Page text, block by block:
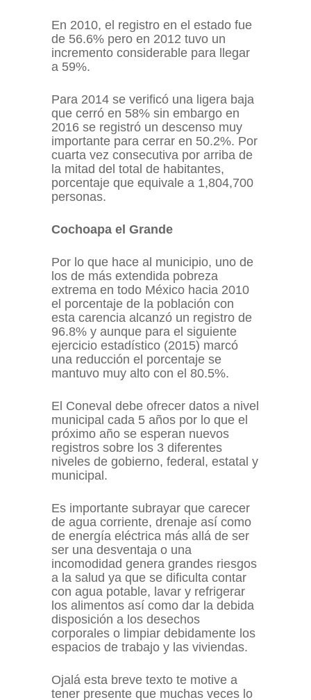
En 2010, el registro en el estado fue
de 56.6% pero en 2012 tuvo un
incremento considerable para llegar
a 59%.
Para 2014 se verificó una ligera baja
que cerró en 58% sin embargo en
2016 se registró un descenso muy
importante para cerrar en 50.2%. Por
cuarta vez consecutiva por arriba de
la mitad del total de habitantes,
porcentaje que equivale a 1,804,700
personas.
Cochoapa el Grande
Por lo que hace al municipio, uno de
los de más extendida pobreza
extrema en todo México hacia 2010
el porcentaje de la población con
esta carencia alcanzó un registro de
96.8% y aunque para el siguiente
ejercicio estadístico (2015) marcó
una reducción el porcentaje se
mantuvo muy alto con el 80.5%.
El Coneval debe ofrecer datos a nivel
municipal cada 5 años por lo que el
próximo año se esperan nuevos
registros sobre los 3 diferentes
niveles de gobierno, federal, estatal y
municipal.
Es importante subrayar que carecer
de agua corriente, drenaje así como
de energía eléctrica más allá de ser
ser una desventaja o una
incomodidad genera grandes riesgos
a la salud ya que se dificulta contar
con agua potable, lavar y refrigerar
los alimentos así como dar la debida
disposición a los desechos
corporales o limpiar debidamente los
espacios de trabajo y las viviendas.
Ojalá esta breve texto te motive a
tener presente que muchas veces lo